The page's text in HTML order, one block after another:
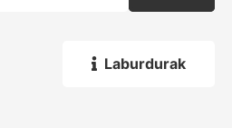
Laburdurak